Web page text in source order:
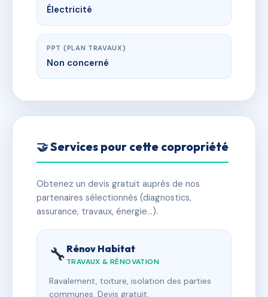
Électricité
PPT (PLAN TRAVAUX)
Non concerné
🤝 Services pour cette copropriété
Obtenez un devis gratuit auprès de nos
partenaires sélectionnés (diagnostics,
assurance, travaux, énergie…).
🔧 Rénov Habitat
TRAVAUX & RÉNOVATION
Ravalement, toiture, isolation des parties
communes. Devis gratuit.